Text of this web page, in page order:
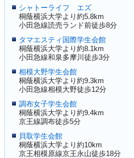
シャトーライフ エズ
桐蔭横浜大学より約5.8km
小田急線読売ランド前徒歩8分
タマエスティ国際学生会館
桐蔭横浜大学より約8.1km
小田急線和泉多摩川徒歩3分
相模大野学生会館
桐蔭横浜大学より約9.3km
小田急線相模大野徒歩12分
調布女子学生会館
桐蔭横浜大学より約9.4km
京王線調布徒歩5分
貝取学生会館
桐蔭横浜大学より約10km
京王相模原線京王永山徒歩18分